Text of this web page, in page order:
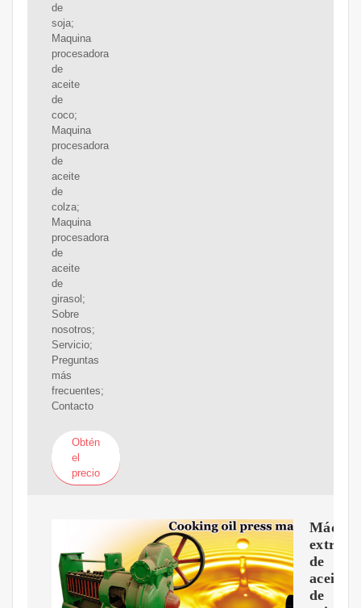
de
soja;
Maquina
procesadora
de
aceite
de
coco;
Maquina
procesadora
de
aceite
de
colza;
Maquina
procesadora
de
aceite
de
girasol;
Sobre
nosotros;
Servicio;
Preguntas
más
frecuentes;
Contacto
Obtén
el
precio
de
aceite
de